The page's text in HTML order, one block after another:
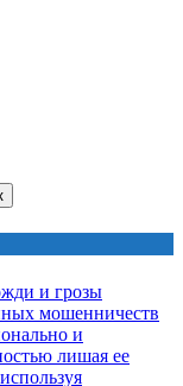
и грозы
мошенничеств
и
лишая ее